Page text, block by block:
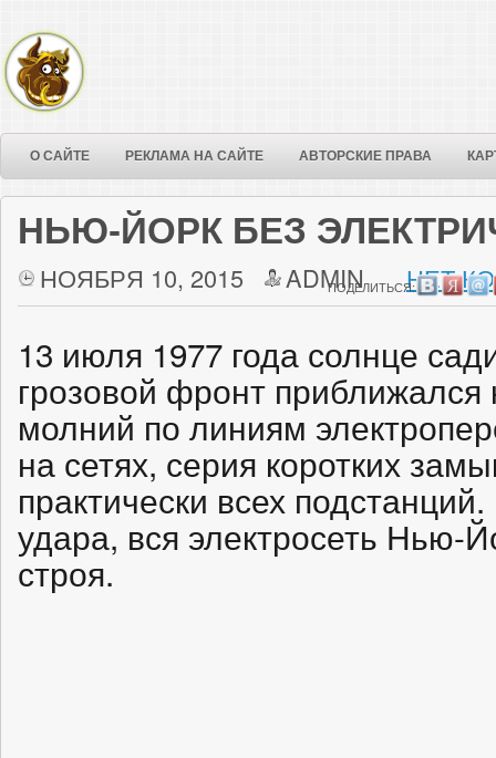
О САЙТЕ РЕКЛАМА НА САЙТЕ АВТОРСКИЕ ПРАВА
НЬЮ-ЙОРК БЕЗ
НОЯБРЯ 10, 2015 ADMIN НЕТ
ПОДЕЛИТЬСЯ:
13 июля 1977 года солнце
грозовой фронт приближался
молний по линиям
на сетях, серия коротких
практически всех
удара, вся электросеть Нью-
строя.